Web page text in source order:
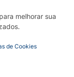
melhorar sua
de Cookies
– CRF 52.584 -
Nº 13.748. Alvará
da Empresa (AFE):